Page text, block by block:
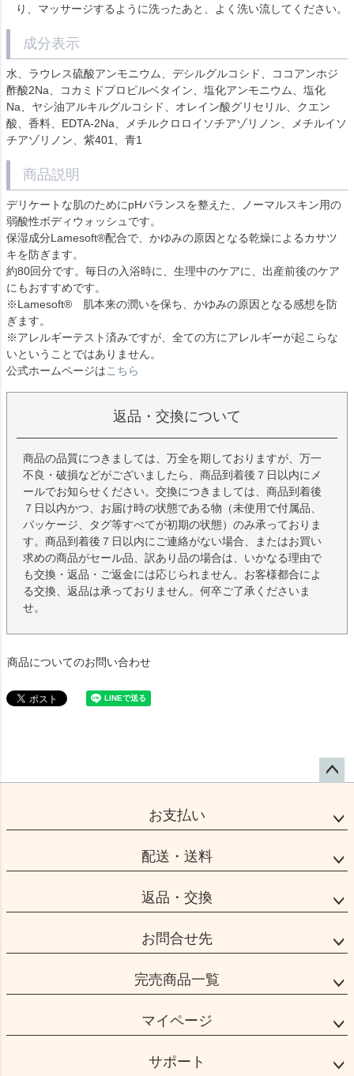
り、マッサージするように洗ったあと、よく洗い流してください。
成分表示
水、ラウレス硫酸アンモニウム、デシルグルコシド、ココアンホジ
酢酸2Na、コカミドプロピルベタイン、塩化アンモニウム、塩化
Na、ヤシ油アルキルグルコシド、オレイン酸グリセリル、クエン
酸、香料、EDTA-2Na、メチルクロロイソチアゾリノン、メチルイソ
チアゾリノン、紫401、青1
商品説明
デリケートな肌のためにpHバランスを整えた、ノーマルスキン用の
弱酸性ボディウォッシュです。
保湿成分Lamesoft®配合で、かゆみの原因となる乾燥によるカサツ
キを防ぎます。
約80回分です。毎日の入浴時に、生理中のケアに、出産前後のケア
にもおすすめです。
※Lamesoft® 肌本来の潤いを保ち、かゆみの原因となる感想を防
ぎます。
※アレルギーテスト済みですが、全ての方にアレルギーが起こらな
いということではありません。
公式ホームページはこちら
返品・交換について
商品の品質につきましては、万全を期しておりますが、万一
不良・破損などがございましたら、商品到着後７日以内にメ
ールでお知らせください。交換につきましては、商品到着後
７日以内かつ、お届け時の状態である物（未使用で付属品、
パッケージ、タグ等すべてが初期の状態）のみ承っておりま
す。商品到着後７日以内にご連絡がない場合、またはお買い
求めの商品がセール品、訳あり品の場合は、いかなる理由で
も交換・返品・ご返金には応じられません。お客様都合によ
る交換、返品は承っておりません。何卒ご了承くださいま
せ。
商品についてのお問い合わせ
ップ
お支払い
配送・送料
返品・交換
お問合せ先
完売商品一覧
マイページ
サポート